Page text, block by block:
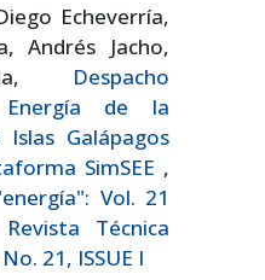
Echeverría,
Andrés Jacho,
Despacho
Energía de la
Galápagos
SimSEE ,
Vol. 21
Técnica
21, ISSUE I